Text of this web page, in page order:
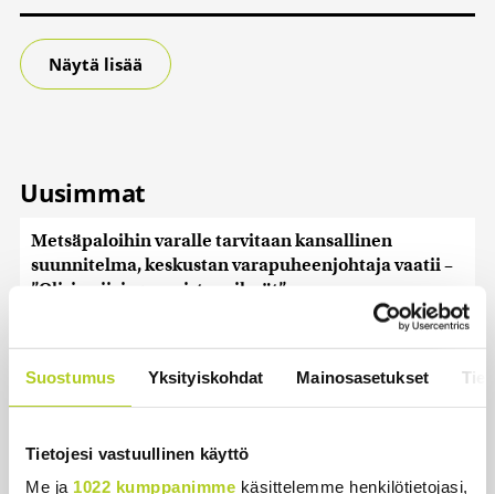
Suostumus Yksityiskohdat Mainosasetukset
Tietojesi vastuullinen käyttö
Me ja 1022 kumppanimme käsittelemme henkilötietojasi,
Näytä lisää
Uusimmat
Metsäpaloihin varalle tarvitaan kansallinen
suunnitelma, keskustan varapuheenjohtaja vaatii –
”Olisi naiivia ummistaa silmät”
Sinilevätilanne heikentynyt tavallista huonommaksi
Rajavartiolaitos sulkee loputkin itärajan esteaidan